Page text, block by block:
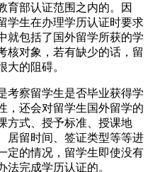
育部认证范围之内的。因
学生在办理学历认证时要求
就包括了国外留学所获的学
核对象，若有缺少的话，留
大的阻碍。
考察留学生是否毕业获得学
，还会对留学生国外留学的
方式、授予标准、授课地
居留时间、签证类型等等进
定的情况，留学生即使没有
法完成学历认证的。